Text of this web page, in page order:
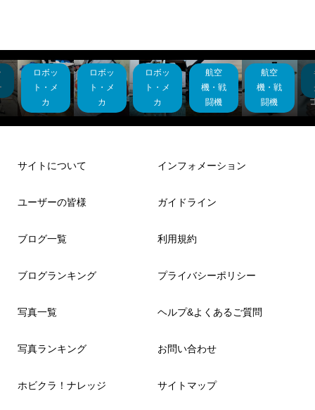
ロボッ
ト・メ
カ
メタル
ムーン
ライ...
ロボッ
ト・メ
カ
30MF
シリー
ズロ...
ロボッ
ト・メ
カ
1/144
アロン
航空
機・戦
闘機
サンダ
ーボル
トp4...
航空
機・戦
闘機
銀河
日本戦
車道...
サイトについて
ユーザーの皆様
ブログ一覧
ブログランキング
写真一覧
写真ランキング
ホビクラ！ナレッジ
インフォメーション
ガイドライン
利用規約
プライバシーポリシー
ヘルプ&よくあるご質問
お問い合わせ
サイトマップ